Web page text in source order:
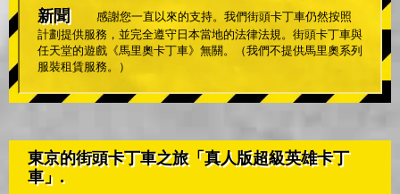
新聞
感謝您一直以來的支持。我們街頭卡丁車仍然按照
計劃提供服務，並完全遵守日本當地的法律法規。街頭卡丁車與
任天堂的遊戲《馬里奧卡丁車》無關。（我們不提供馬里奧系列
服裝租賃服務。）
東京的街頭卡丁車之旅「真人版超級英雄卡丁
車」.